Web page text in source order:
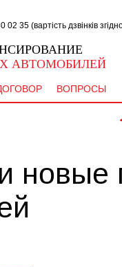
02 35 (вартість дзвінків
АВТОМОБИЛЕЙ
ВОПРОСЫ
CEE'D
новые